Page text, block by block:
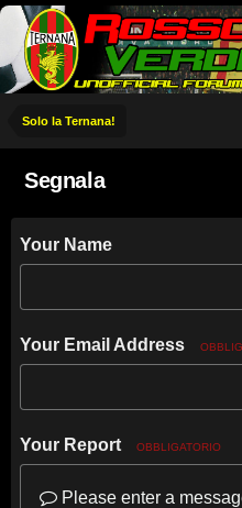
Solo la Ternana!
Segnala
Your Name
Your Email Address
Your Report OBBLIGATORIO
Please enter a